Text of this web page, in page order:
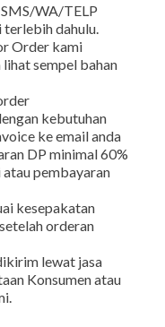
WA/TELP
terlebih dahulu.
Order kami
sempel bahan
kebutuhan
ke email anda
DP minimal 60%
pembayaran
kesepakatan
orderan
lewat jasa
Konsumen atau